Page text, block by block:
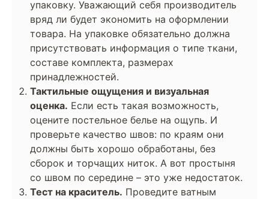
упаковку. Уважающий себя производитель
вряд ли будет экономить на оформлении
товара. На упаковке обязательно должна
присутствовать информация о типе ткани,
составе комплекта, размерах
принадлежностей.
Тактильные ощущения и визуальная
оценка. Если есть такая возможность,
оцените постельное белье на ощупь. И
проверьте качество швов: по краям они
должны быть хорошо обработаны, без
сборок и торчащих ниток. А вот простыня
со швом по середине – это уже недостаток.
Тест на краситель. Проведите ватным